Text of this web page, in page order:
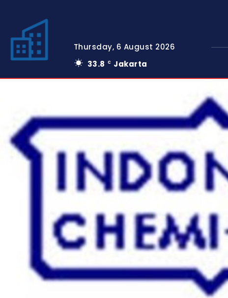
Thursday, 6 August 2026
33.8
C Jakarta